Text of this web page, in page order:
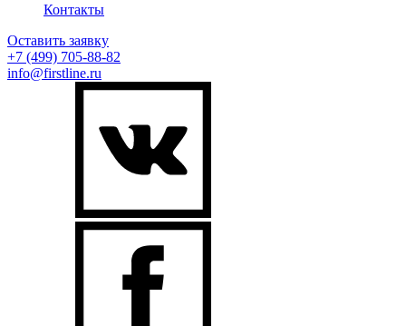
Контакты
Оставить заявку
+7 (499) 705-88-82
info@firstline.ru